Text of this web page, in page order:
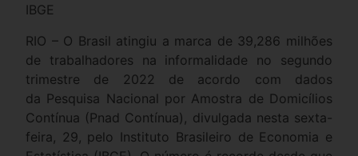
IBGE
RIO – O Brasil atingiu a marca de 39,286 milhões
de trabalhadores na informalidade no segundo
trimestre de 2022 de acordo com dados
da Pesquisa Nacional por Amostra de Domicílios
Contínua (Pnad Contínua), divulgada nesta sexta-
feira, 29, pelo Instituto Brasileiro de Economia e